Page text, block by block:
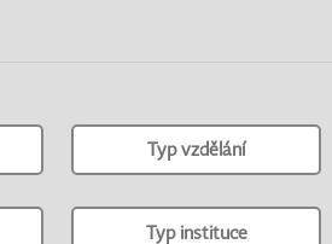
Typ vzdělání
Typ instituce